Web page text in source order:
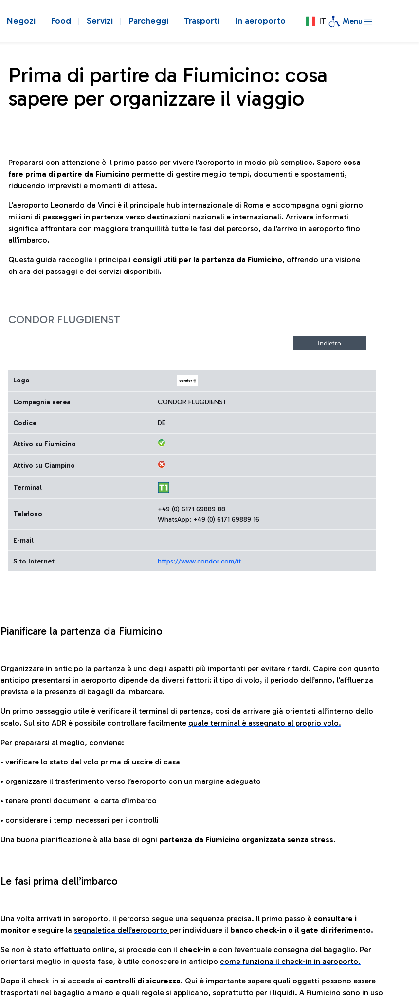
Negozi Food Servizi Parcheggi Trasporti In aeroporto IT Menu
Prima di partire da Fiumicino: cosa
sapere per organizzare il viaggio
Prepararsi con attenzione è il primo passo per vivere l’aeroporto in modo più semplice. Sapere cosa
fare prima di partire da Fiumicino permette di gestire meglio tempi, documenti e spostamenti,
riducendo imprevisti e momenti di attesa.
L’aeroporto Leonardo da Vinci è il principale hub internazionale di Roma e accompagna ogni giorno
milioni di passeggeri in partenza verso destinazioni nazionali e internazionali. Arrivare informati
significa affrontare con maggiore tranquillità tutte le fasi del percorso, dall’arrivo in aeroporto fino
all’imbarco.
Questa guida raccoglie i principali consigli utili per la partenza da Fiumicino, offrendo una visione
chiara dei passaggi e dei servizi disponibili.
CONDOR FLUGDIENST
Logo
Compagnia aerea CONDOR FLUGDIENST
Codice DE
Attivo su Fiumicino
Attivo su Ciampino
Terminal
Telefono
+49 (0) 6171 69889 88
WhatsApp: +49 (0) 6171 69889 16
E-mail
Sito Internet https://www.condor.com/it
Pianificare la partenza da Fiumicino
Organizzare in anticipo la partenza è uno degli aspetti più importanti per evitare ritardi. Capire con quanto
anticipo presentarsi in aeroporto dipende da diversi fattori: il tipo di volo, il periodo dell’anno, l’affluenza
prevista e la presenza di bagagli da imbarcare.
Un primo passaggio utile è verificare il terminal di partenza, così da arrivare già orientati all’interno dello
scalo. Sul sito ADR è possibile controllare facilmente quale terminal è assegnato al proprio volo.
Per prepararsi al meglio, conviene:
• verificare lo stato del volo prima di uscire di casa
• organizzare il trasferimento verso l’aeroporto con un margine adeguato
• tenere pronti documenti e carta d’imbarco
• considerare i tempi necessari per i controlli
Una buona pianificazione è alla base di ogni partenza da Fiumicino organizzata senza stress.
Le fasi prima dell’imbarco
Una volta arrivati in aeroporto, il percorso segue una sequenza precisa. Il primo passo è consultare i
monitor e seguire la segnaletica dell’aeroporto per individuare il banco check-in o il gate di riferimento.
Se non è stato effettuato online, si procede con il check-in e con l’eventuale consegna del bagaglio. Per
orientarsi meglio in questa fase, è utile conoscere in anticipo come funziona il check-in in aeroporto.
Dopo il check-in si accede ai controlli di sicurezza. Qui è importante sapere quali oggetti possono essere
trasportati nel bagaglio a mano e quali regole si applicano, soprattutto per i liquidi. A Fiumicino sono in uso